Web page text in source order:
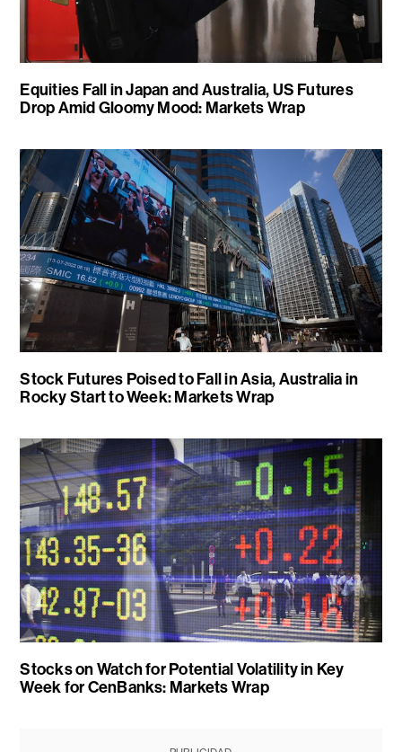
Equities Fall in Japan and Australia, US Futures
Drop Amid Gloomy Mood: Markets Wrap
Stock Futures Poised to Fall in Asia, Australia in
Rocky Start to Week: Markets Wrap
Stocks on Watch for Potential Volatility in Key
Week for CenBanks: Markets Wrap